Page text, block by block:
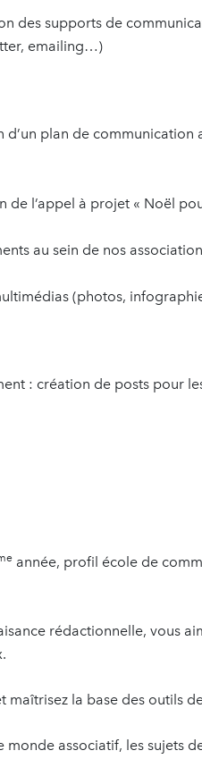
des supports de
emailing…)
d’un plan de
de l’appel à projet « Noël
au sein de nos
(photos,
: création de posts pour
année, profil école de
rédactionnelle, vous
maîtrisez la base des outils
monde associatif, les sujets